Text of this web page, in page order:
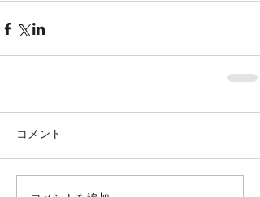
コメント